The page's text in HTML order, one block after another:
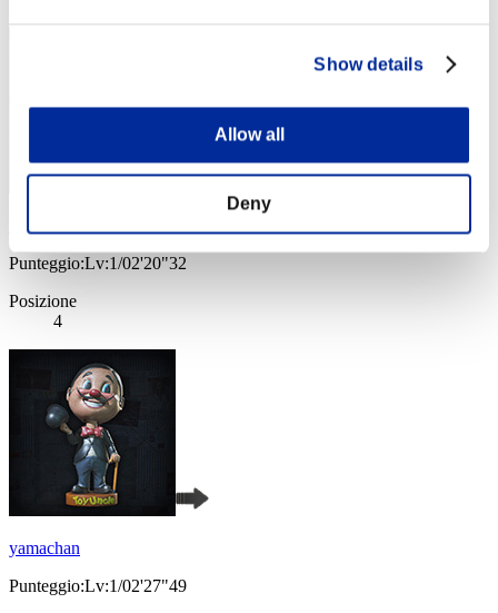
Show details
Allow all
Deny
Punteggio:Lv:1/02'20"32
Posizione
4
yamachan
Punteggio:Lv:1/02'27"49